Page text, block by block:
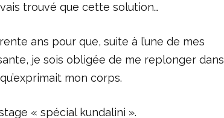
trouvé que cette solution…
ans pour que, suite à l’une de mes
je sois obligée de me replonger dans
mon corps.
« spécial kundalini ».